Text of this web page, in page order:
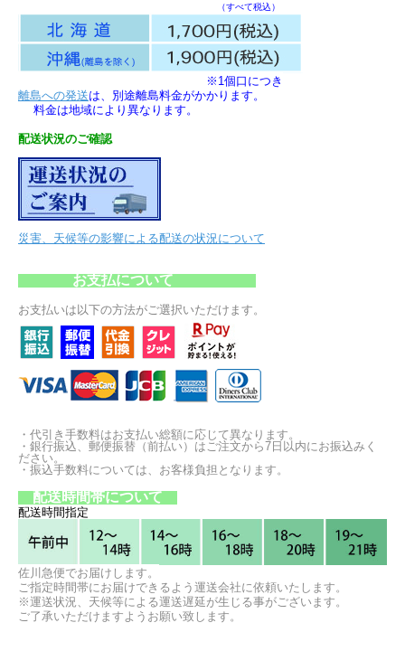
（すべて税込）
※1個口につき
離島への発送は、別途離島料金がかかります。
料金は地域により異なります。
配送状況のご確認
災害、天候等の影響による配送の状況について
お支払について
お支払いは以下の方法がご選択いただけます。
・代引き手数料はお支払い総額に応じて異なります。
・銀行振込、郵便振替（前払い）はご注文から7日以内にお振込みく
ださい。
・振込手数料については、お客様負担となります。
配送時間帯について
配送時間指定
佐川急便でお届けします。
ご指定時間帯にお届けできるよう運送会社に依頼いたします。
※運送状況、天候等による運送遅延が生じる事がございます。
ご了承いただけますようお願い致します。